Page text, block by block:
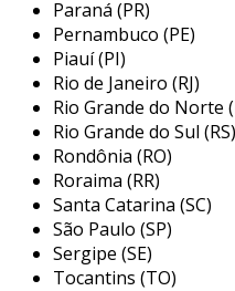
Paraná (PR)
Pernambuco (PE)
Piauí (PI)
Rio de Janeiro (RJ)
Rio Grande do Norte
Rio Grande do Sul (RS)
Rondônia (RO)
Roraima (RR)
Santa Catarina (SC)
São Paulo (SP)
Sergipe (SE)
Tocantins (TO)